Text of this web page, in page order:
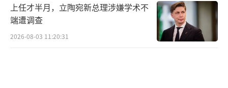
上任才半月，立陶宛新总理涉嫌学术不
端遭调查
2026-08-03 11:20:31